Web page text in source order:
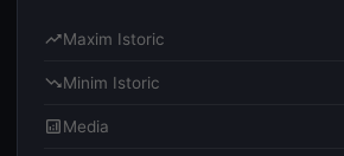
trending_upMaxim Istoric
trending_downMinim Istoric
analyticsMedia